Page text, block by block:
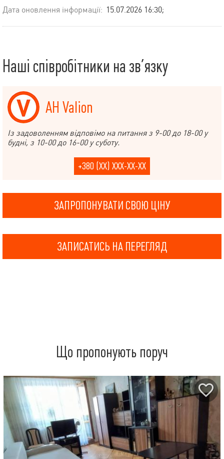
Дата оновлення інформації: 15.07.2026 16:30;
Наші співробітники на зв’язку
АН Valion
Із задоволенням відповімо на питання з 9-00 до 18-00 у
будні, з 10-00 до 16-00 у суботу.
+380 (XX) XXX-XX-XX
ЗАПРОПОНУВАТИ СВОЮ ЦІНУ
ЗАПИСАТИСЬ НА ПЕРЕГЛЯД
Що пропонують поруч